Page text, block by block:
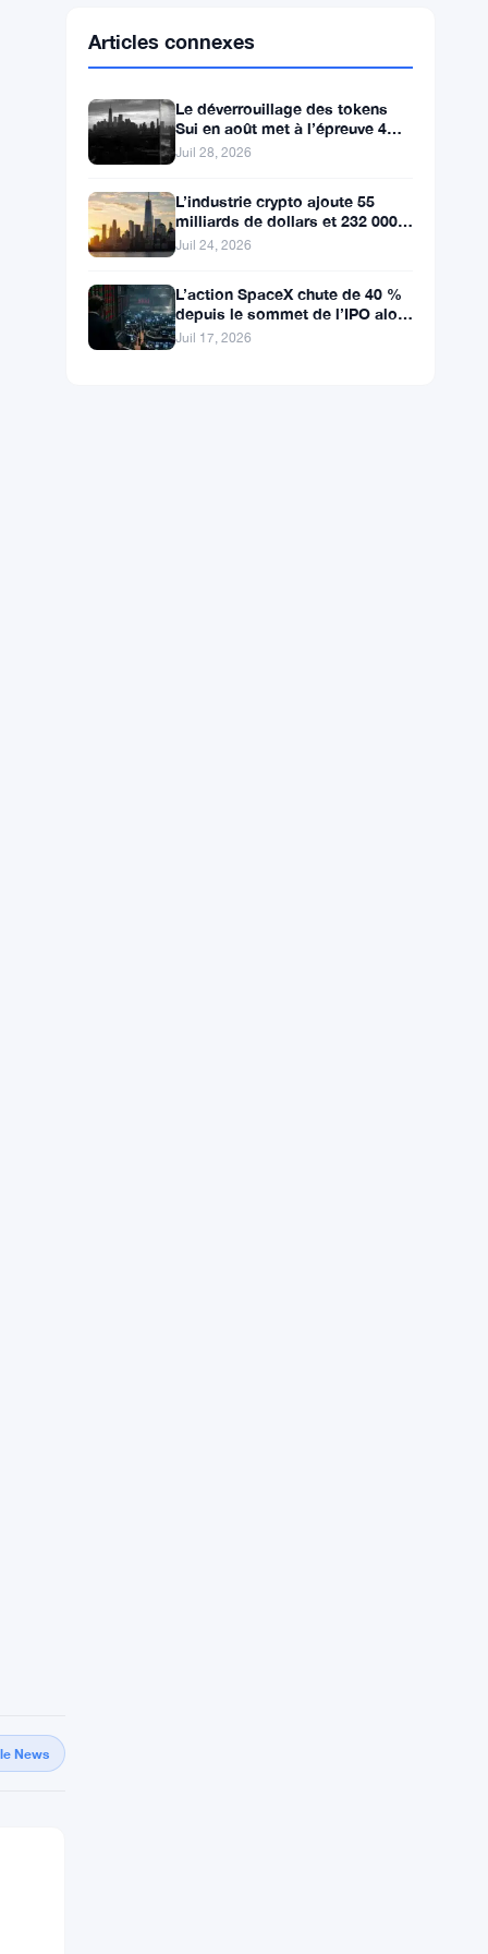
News
SolanaSOL $73.9298 ▼ -0.16%
XRPXRP $1.0492
Le déverrouillage des tokens